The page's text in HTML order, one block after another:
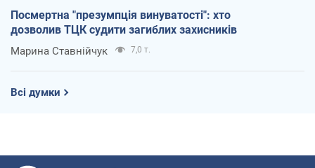
Посмертна "презумпція винуватості": хто
дозволив ТЦК судити загиблих захисників
Марина Ставнійчук 7,0 т.
Всі думки